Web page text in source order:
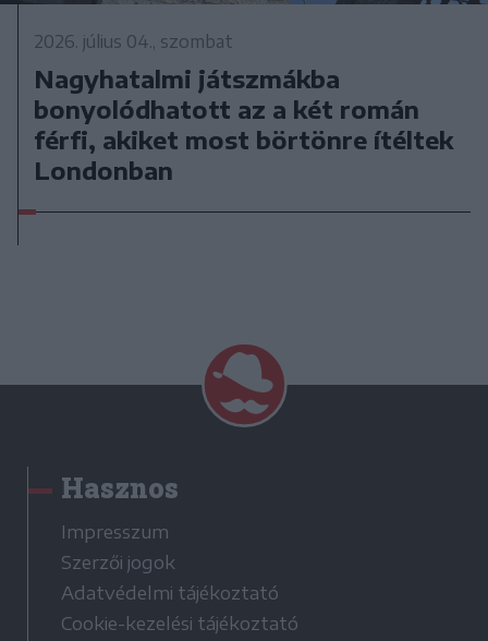
2026. július 04., szombat
Nagyhatalmi játszmákba
bonyolódhatott az a két román
férfi, akiket most börtönre ítéltek
Londonban
Hasznos
Impresszum
Szerzői jogok
Adatvédelmi tájékoztató
Cookie-kezelési tájékoztató